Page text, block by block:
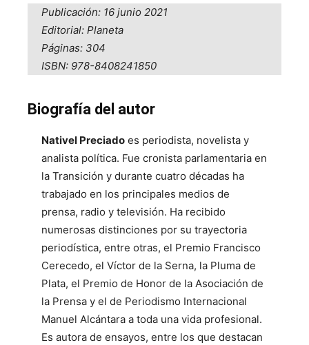
Publicación: 16 junio 2021
Editorial: Planeta
Páginas: 304
ISBN: 978-8408241850
Biografía del autor
Nativel Preciado es periodista, novelista y
analista política. Fue cronista parlamentaria en
la Transición y durante cuatro décadas ha
trabajado en los principales medios de
prensa, radio y televisión. Ha recibido
numerosas distinciones por su trayectoria
periodística, entre otras, el Premio Francisco
Cerecedo, el Víctor de la Serna, la Pluma de
Plata, el Premio de Honor de la Asociación de
la Prensa y el de Periodismo Internacional
Manuel Alcántara a toda una vida profesional.
Es autora de ensayos, entre los que destacan